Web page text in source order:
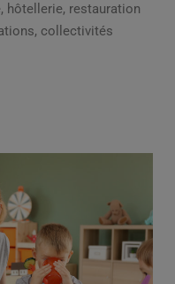
hôtellerie, restauration
collectivités